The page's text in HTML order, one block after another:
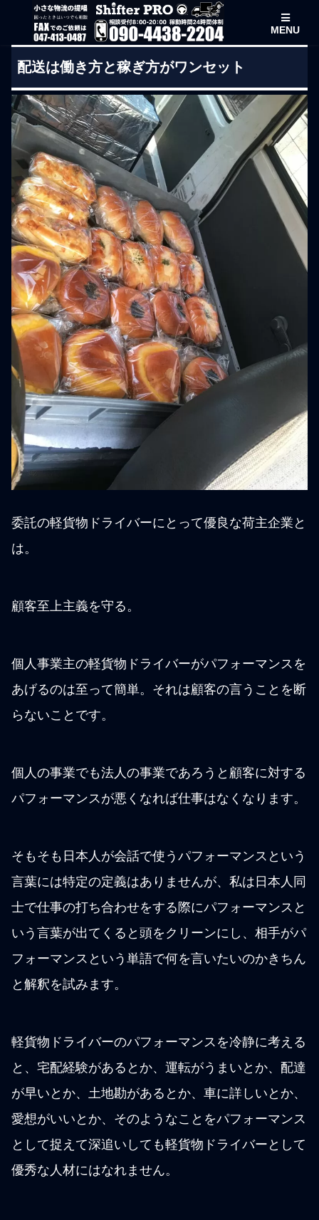
MENU
配送は働き方と稼ぎ方がワンセット
委託の軽貨物ドライバーにとって優良な荷主企業と
は。
顧客至上主義を守る。
個人事業主の軽貨物ドライバーがパフォーマンスを
あげるのは至って簡単。それは顧客の言うことを断
らないことです。
個人の事業でも法人の事業であろうと顧客に対する
パフォーマンスが悪くなれば仕事はなくなります。
そもそも日本人が会話で使うパフォーマンスという
言葉には特定の定義はありませんが、私は日本人同
士で仕事の打ち合わせをする際にパフォーマンスと
いう言葉が出てくると頭をクリーンにし、相手がパ
フォーマンスという単語で何を言いたいのかきちん
と解釈を試みます。
軽貨物ドライバーのパフォーマンスを冷静に考える
と、宅配経験があるとか、運転がうまいとか、配達
が早いとか、土地勘があるとか、車に詳しいとか、
愛想がいいとか、そのようなことをパフォーマンス
として捉えて深追いしても軽貨物ドライバーとして
優秀な人材にはなれません。